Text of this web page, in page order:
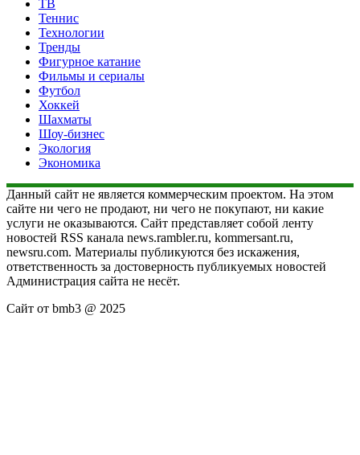
ТВ
Теннис
Технологии
Тренды
Фигурное катание
Фильмы и сериалы
Футбол
Хоккей
Шахматы
Шоу-бизнес
Экология
Экономика
Данный сайт не является коммерческим проектом. На этом
сайте ни чего не продают, ни чего не покупают, ни какие
услуги не оказываются. Сайт представляет собой ленту
новостей RSS канала news.rambler.ru, kommersant.ru,
newsru.com. Материалы публикуются без искажения,
ответственность за достоверность публикуемых новостей
Администрация сайта не несёт.
Сайт от bmb3 @ 2025